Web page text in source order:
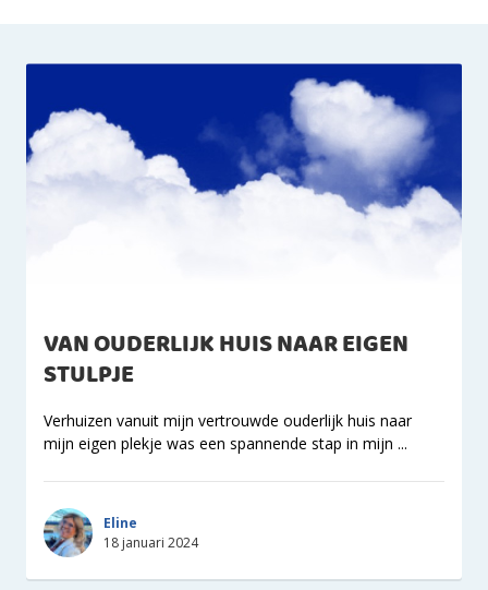
VAN OUDERLIJK HUIS NAAR EIGEN
STULPJE
Verhuizen vanuit mijn vertrouwde ouderlijk huis naar
mijn eigen plekje was een spannende stap in mijn ...
Eline
18 januari 2024